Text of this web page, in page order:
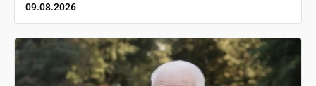
09.08.2026